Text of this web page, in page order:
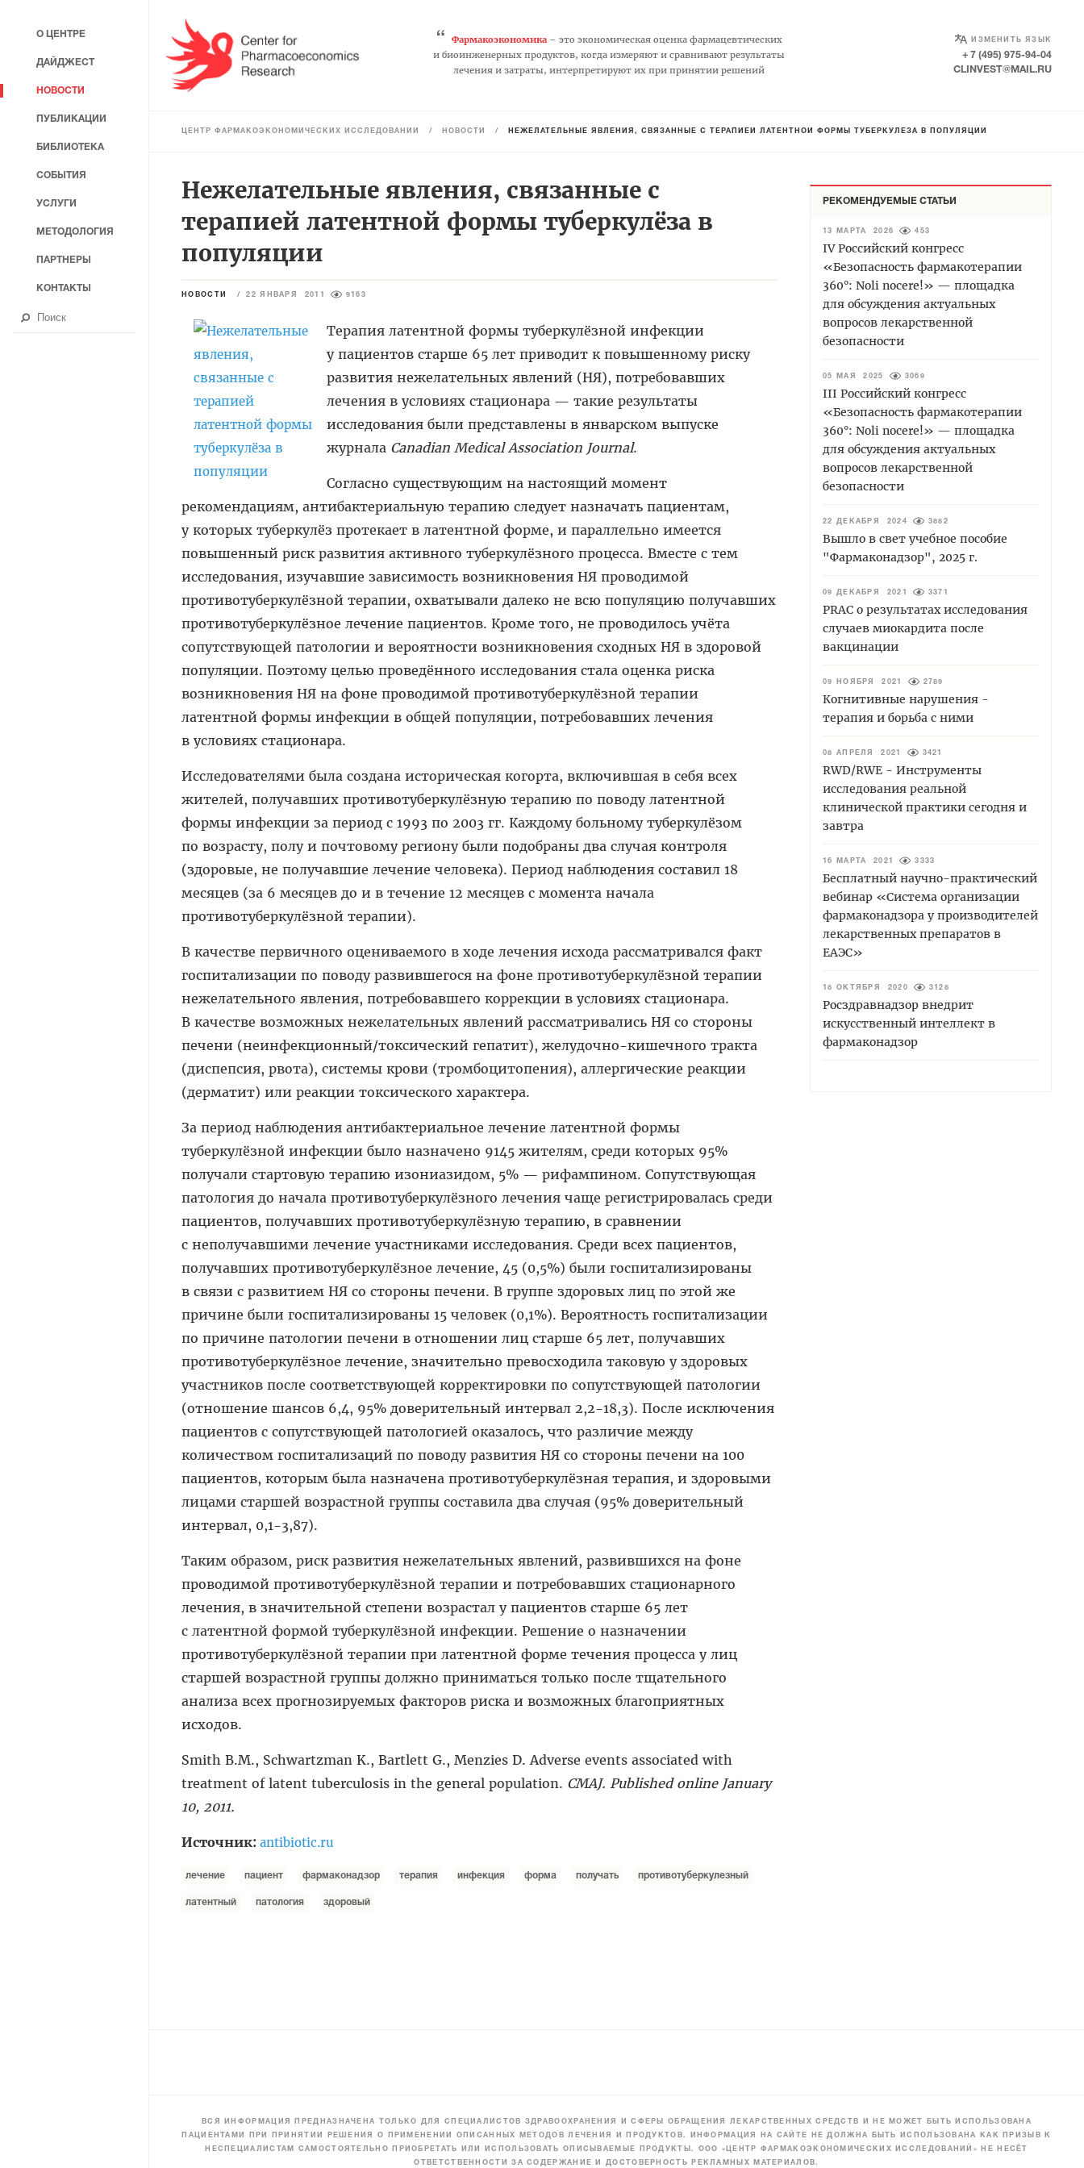
“ Фармакоэкономика– это экономическая оценка фармацевтических
и биоинженерных продуктов, когда измеряют и сравнивают результаты
лечения и затраты, интерпретируют их при принятии решений
ИЗМЕНИТЬ ЯЗЫК
SELECT LANGUAGE
+ 7 (495) 975-94-04
CLINVEST@MAIL.RU
ЦЕНТР ФАРМАКОЭКОНОМИЧЕСКИХ ИССЛЕДОВАНИЙ / НОВОСТИ / НЕЖЕЛАТЕЛЬНЫЕ ЯВЛЕНИЯ, СВЯЗАННЫЕ С ТЕРАПИЕЙ ЛАТЕНТНОЙ ФОРМЫ ТУБЕРКУЛЁЗА В ПОПУЛЯЦИИ
Нежелательные явления, связанные с
терапией латентной формы туберкулёза в
популяции
НОВОСТИ / 22 ЯНВАРЯ 2011 9163
Терапия латентной формы туберкулёзной инфекции
у пациентов старше 65 лет приводит к повышенному риску
развития нежелательных явлений (НЯ), потребовавших
лечения в условиях стационара — такие результаты
исследования были представлены в январском выпуске
журнала Canadian Medical Association Journal.
Согласно существующим на настоящий момент
рекомендациям, антибактериальную терапию следует назначать пациентам,
у которых туберкулёз протекает в латентной форме, и параллельно имеется
повышенный риск развития активного туберкулёзного процесса. Вместе с тем
исследования, изучавшие зависимость возникновения НЯ проводимой
противотуберкулёзной терапии, охватывали далеко не всю популяцию получавших
противотуберкулёзное лечение пациентов. Кроме того, не проводилось учёта
сопутствующей патологии и вероятности возникновения сходных НЯ в здоровой
популяции. Поэтому целью проведённого исследования стала оценка риска
возникновения НЯ на фоне проводимой противотуберкулёзной терапии
латентной формы инфекции в общей популяции, потребовавших лечения
в условиях стационара.
Исследователями была создана историческая когорта, включившая в себя всех
жителей, получавших противотуберкулёзную терапию по поводу латентной
формы инфекции за период с 1993 по 2003 гг. Каждому больному туберкулёзом
по возрасту, полу и почтовому региону были подобраны два случая контроля
(здоровые, не получавшие лечение человека). Период наблюдения составил 18
месяцев (за 6 месяцев до и в течение 12 месяцев с момента начала
противотуберкулёзной терапии).
В качестве первичного оцениваемого в ходе лечения исхода рассматривался факт
госпитализации по поводу развившегося на фоне противотуберкулёзной терапии
нежелательного явления, потребовавшего коррекции в условиях стационара.
В качестве возможных нежелательных явлений рассматривались НЯ со стороны
печени (неинфекционный/токсический гепатит), желудочно-кишечного тракта
(диспепсия, рвота), системы крови (тромбоцитопения), аллергические реакции
(дерматит) или реакции токсического характера.
За период наблюдения антибактериальное лечение латентной формы
туберкулёзной инфекции было назначено 9145 жителям, среди которых 95%
получали стартовую терапию изониазидом, 5% — рифампином. Сопутствующая
патология до начала противотуберкулёзного лечения чаще регистрировалась среди
пациентов, получавших противотуберкулёзную терапию, в сравнении
с неполучавшими лечение участниками исследования. Среди всех пациентов,
получавших противотуберкулёзное лечение, 45 (0,5%) были госпитализированы
в связи с развитием НЯ со стороны печени. В группе здоровых лиц по этой же
причине были госпитализированы 15 человек (0,1%). Вероятность госпитализации
по причине патологии печени в отношении лиц старше 65 лет, получавших
противотуберкулёзное лечение, значительно превосходила таковую у здоровых
участников после соответствующей корректировки по сопутствующей патологии
(отношение шансов 6,4, 95% доверительный интервал 2,2-18,3). После исключения
пациентов с сопутствующей патологией оказалось, что различие между
количеством госпитализаций по поводу развития НЯ со стороны печени на 100
пациентов, которым была назначена противотуберкулёзная терапия, и здоровыми
лицами старшей возрастной группы составила два случая (95% доверительный
интервал, 0,1-3,87).
Таким образом, риск развития нежелательных явлений, развившихся на фоне
проводимой противотуберкулёзной терапии и потребовавших стационарного
лечения, в значительной степени возрастал у пациентов старше 65 лет
с латентной формой туберкулёзной инфекции. Решение о назначении
противотуберкулёзной терапии при латентной форме течения процесса у лиц
старшей возрастной группы должно приниматься только после тщательного
анализа всех прогнозируемых факторов риска и возможных благоприятных
исходов.
Smith B.M., Schwartzman K., Bartlett G., Menzies D. Adverse events associated with
treatment of latent tuberculosis in the general population. CMAJ. Published online January
10, 2011.
Источник: antibiotic.ru
лечение пациент фармаконадзор терапия инфекция форма получать противотуберкулезный
латентный патология здоровый
РЕКОМЕНДУЕМЫЕ СТАТЬИ
13 МАРТА 2026 453
IV Российский конгресс
«Безопасность фармакотерапии
360°: Noli nocere!» — площадка
для обсуждения актуальных
вопросов лекарственной
безопасности
05 МАЯ 2025 3069
III Российский конгресс
«Безопасность фармакотерапии
360°: Noli nocere!» — площадка
для обсуждения актуальных
вопросов лекарственной
безопасности
22 ДЕКАБРЯ 2024 3882
Вышло в свет учебное пособие
"Фармаконадзор", 2025 г.
09 ДЕКАБРЯ 2021 3371
PRAC о результатах исследования
случаев миокардита после
вакцинации
09 НОЯБРЯ 2021 2789
Когнитивные нарушения -
терапия и борьба с ними
08 АПРЕЛЯ 2021 3421
RWD/RWE - Инструменты
исследования реальной
клинической практики сегодня и
завтра
16 МАРТА 2021 3333
Бесплатный научно-практический
вебинар «Система организации
фармаконадзора у производителей
лекарственных препаратов в
ЕАЭС»
18 ОКТЯБРЯ 2020 3128
Росздравнадзор внедрит
искусственный интеллект в
фармаконадзор
ВСЯ ИНФОРМАЦИЯ ПРЕДНАЗНАЧЕНА ТОЛЬКО ДЛЯ СПЕЦИАЛИСТОВ ЗДРАВООХРАНЕНИЯ И СФЕРЫ ОБРАЩЕНИЯ ЛЕКАРСТВЕННЫХ СРЕДСТВ И НЕ МОЖЕТ БЫТЬ ИСПОЛЬЗОВАНА
ПАЦИЕНТАМИ ПРИ ПРИНЯТИИ РЕШЕНИЯ О ПРИМЕНЕНИИ ОПИСАННЫХ МЕТОДОВ ЛЕЧЕНИЯ И ПРОДУКТОВ. ИНФОРМАЦИЯ НА САЙТЕ НЕ ДОЛЖНА БЫТЬ ИСПОЛЬЗОВАНА КАК ПРИЗЫВ К
НЕСПЕЦИАЛИСТАМ САМОСТОЯТЕЛЬНО ПРИОБРЕТАТЬ ИЛИ ИСПОЛЬЗОВАТЬ ОПИСЫВАЕМЫЕ ПРОДУКТЫ. ООО «ЦЕНТР ФАРМАКОЭКОНОМИЧЕСКИХ ИССЛЕДОВАНИЙ» НЕ НЕСЁТ
ОТВЕТСТВЕННОСТИ ЗА СОДЕРЖАНИЕ И ДОСТОВЕРНОСТЬ РЕКЛАМНЫХ МАТЕРИАЛОВ.
О ЦЕНТРЕ
ДАЙДЖЕСТ
НОВОСТИ
ПУБЛИКАЦИИ
БИБЛИОТЕКА
СОБЫТИЯ
УСЛУГИ
МЕТОДОЛОГИЯ
ПАРТНЕРЫ
КОНТАКТЫ